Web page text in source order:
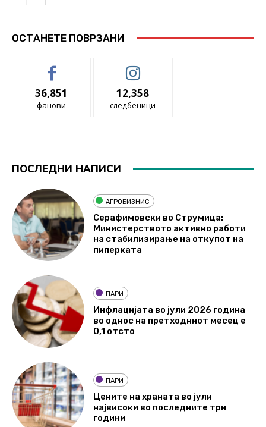
ОСТАНЕТЕ ПОВРЗАНИ
36,851
фанови
12,358
следбеници
ПОСЛЕДНИ НАПИСИ
АГРОБИЗНИС
Серафимовски во Струмица:
Министерството активно работи
на стабилизирање на откупот на
пиперката
ПАРИ
Инфлацијата во јули 2026 година
во однос на претходниот месец е
0,1 отсто
ПАРИ
Цените на храната во јули
највисоки во последните три
години